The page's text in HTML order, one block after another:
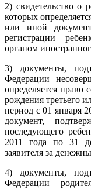
2) свидетельство о
которых
или иной
регистрации
органом
3) документы,
Федерации
определяется
рождения третьего
период с 01 января
документ,
последующего
2011 года по 31
заявителя за
4) документы,
Федерации